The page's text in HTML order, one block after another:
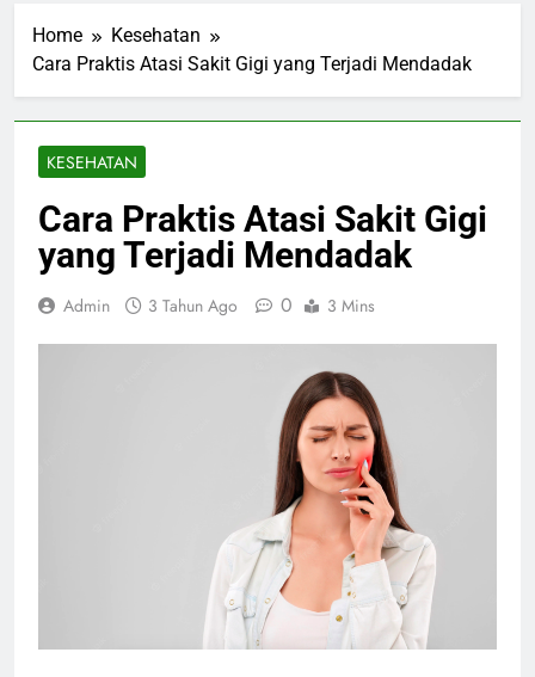
Home
Kesehatan
Cara Praktis Atasi Sakit Gigi yang Terjadi Mendadak
KESEHATAN
Cara Praktis Atasi Sakit Gigi
yang Terjadi Mendadak
Admin 3 Tahun Ago 0 3 Mins